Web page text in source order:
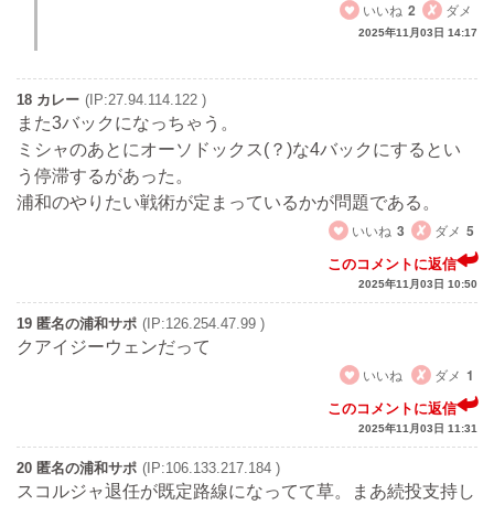
いいね 2 ダメ
2025年11月03日 14:17
18 カレー (IP:27.94.114.122 )
また3バックになっちゃう。
ミシャのあとにオーソドックス(？)な4バックにするとい
う停滞するがあった。
浦和のやりたい戦術が定まっているかが問題である。
いいね 3 ダメ 5
このコメントに返信
2025年11月03日 10:50
19 匿名の浦和サポ (IP:126.254.47.99 )
クアイジーウェンだって
いいね
ダメ 1
このコメントに返信
2025年11月03日 11:31
20 匿名の浦和サポ (IP:106.133.217.184 )
スコルジャ退任が既定路線になってて草。まあ続投支持し